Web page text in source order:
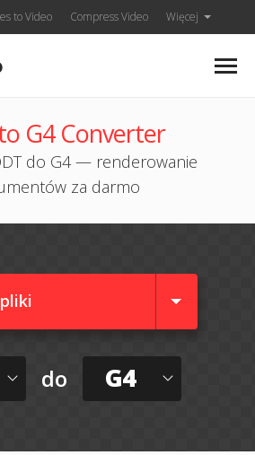
to Video Compress Video Więcej
G4 Converter
do G4 — renderowanie
za darmo
do G4